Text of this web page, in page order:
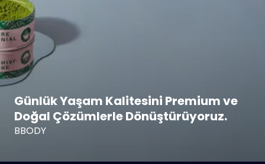
BBODY
Günlük Yaşam Kalitesini Premium ve
Doğal Çözümlerle Dönüştürüyoruz.